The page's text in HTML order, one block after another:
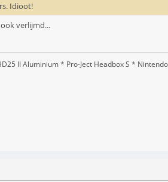
Idioot!
verlijmd...
II Aluminium * Pro-Ject Headbox S *